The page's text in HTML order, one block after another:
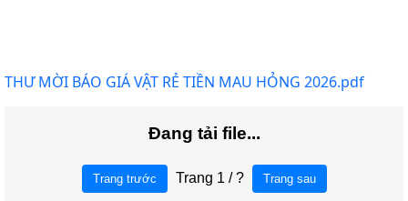
THƯ MỜI BÁO GIÁ VẬT RẺ TIỀN MAU HỎNG 2026.pdf